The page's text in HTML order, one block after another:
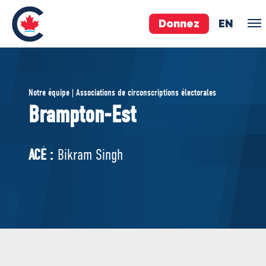
Donnez EN
ÉQUIPE
Pierre Poilievre
Vos députés conservateurs
Cabinet fantôme
Exécutif national
Notre équipe | Associations de circonscriptions électorales
Brampton-Est
ACÉ : Bikram Singh